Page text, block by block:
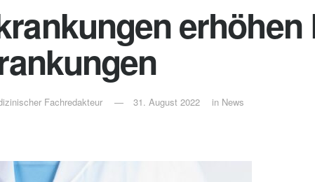
erhöhen
Fachredakteur
31. August 2022 in News